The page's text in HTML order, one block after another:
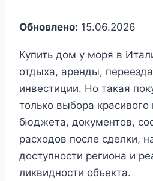
Обновлено: 15.06.2026
Купить дом у моря в
отдыха, аренды,
инвестиции. Но такая
только выбора
бюджета, документов,
расходов после сделки,
доступности региона и
ликвидности объекта.